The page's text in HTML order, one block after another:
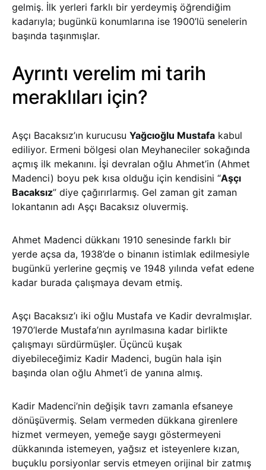
gelmiş. İlk yerleri farklı bir yerdeymiş öğrendiğim
kadarıyla; bugünkü konumlarına ise 1900’lü senelerin
başında taşınmışlar.
Ayrıntı verelim mi tarih
meraklıları için?
Aşçı Bacaksız’ın kurucusu Yağcıoğlu Mustafa kabul
ediliyor. Ermeni bölgesi olan Meyhaneciler sokağında
açmış ilk mekanını. İşi devralan oğlu Ahmet’in (Ahmet
Madenci) boyu pek kısa olduğu için kendisini “Aşçı
Bacaksız” diye çağırırlarmış. Gel zaman git zaman
lokantanın adı Aşçı Bacaksız oluvermiş.
Ahmet Madenci dükkanı 1910 senesinde farklı bir
yerde açsa da, 1938’de o binanın istimlak edilmesiyle
bugünkü yerlerine geçmiş ve 1948 yılında vefat edene
kadar burada çalışmaya devam etmiş.
Aşçı Bacaksız’ı iki oğlu Mustafa ve Kadir devralmışlar.
1970’lerde Mustafa’nın ayrılmasına kadar birlikte
çalışmayı sürdürmüşler. Üçüncü kuşak
diyebileceğimiz Kadir Madenci, bugün hala işin
başında olan oğlu Ahmet’i de yanına almış.
Kadir Madenci’nin değişik tavrı zamanla efsaneye
dönüşüvermiş. Selam vermeden dükkana girenlere
hizmet vermeyen, yemeğe saygı göstermeyeni
dükkanında istemeyen, yağsız et isteyenlere kızan,
buçuklu porsiyonlar servis etmeyen orijinal bir zatmış